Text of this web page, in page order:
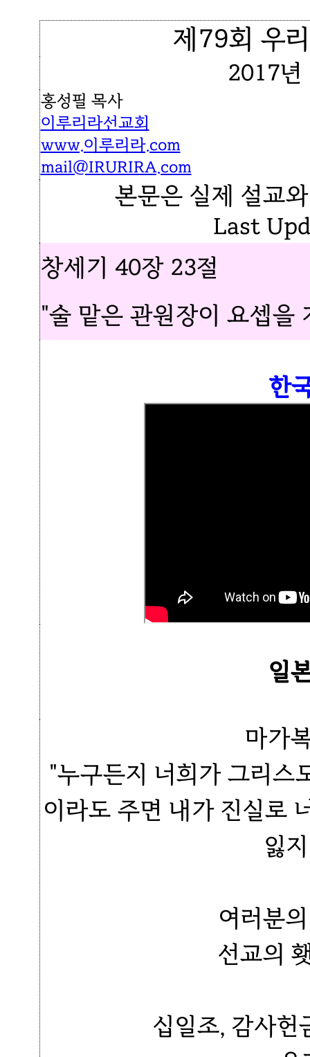
제79회 우
2017년
홍성필 목사
이루리라선교회
www.이루리라.com
mail@IRURIRA.com
본문은 실제 설교
Last
창세기 40장 23절
"술 맡은 관원장이 요셉을
한
일
마가
"누구든지 너희가 그리
이라도 주면 내가 진실로
잃
여러분
선교의
십일조, 감사헌